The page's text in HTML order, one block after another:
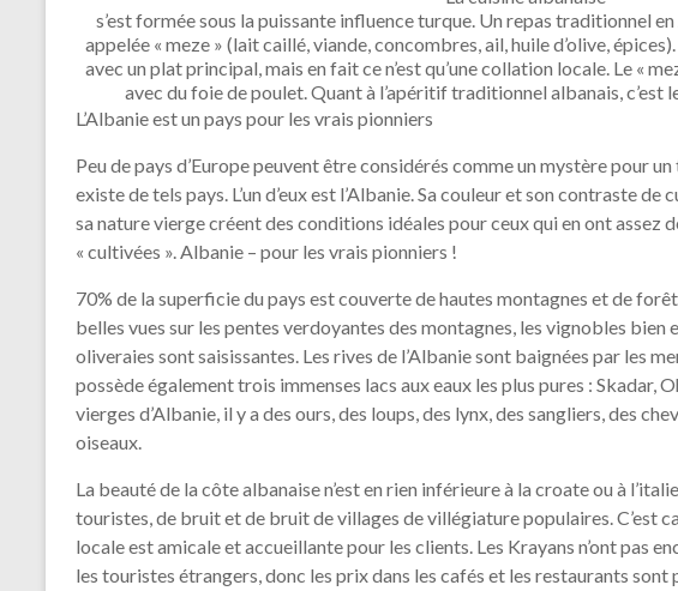
s’est formée sous la puissante influence turque. Un repas traditionnel
appelée « meze » (lait caillé, viande, concombres, ail, huile d’olive,
avec un plat principal, mais en fait ce n’est qu’une collation locale. Le «
avec du foie de poulet. Quant à l’apéritif traditionnel albanais, c’est
L’Albanie est un pays pour les vrais pionniers
Peu de pays d’Europe peuvent être considérés comme un mystère pour
existe de tels pays. L’un d’eux est l’Albanie. Sa couleur et son contraste
sa nature vierge créent des conditions idéales pour ceux qui en ont assez
« cultivées ». Albanie – pour les vrais pionniers !
70% de la superficie du pays est couverte de hautes montagnes et de
belles vues sur les pentes verdoyantes des montagnes, les vignobles bien
oliveraies sont saisissantes. Les rives de l’Albanie sont baignées par les
possède également trois immenses lacs aux eaux les plus pures : Skadar,
vierges d’Albanie, il y a des ours, des loups, des lynx, des sangliers, des
oiseaux.
La beauté de la côte albanaise n’est en rien inférieure à la croate ou à
touristes, de bruit et de bruit de villages de villégiature populaires. C’est
locale est amicale et accueillante pour les clients. Les Krayans n’ont pas
les touristes étrangers, donc les prix dans les cafés et les restaurants sont